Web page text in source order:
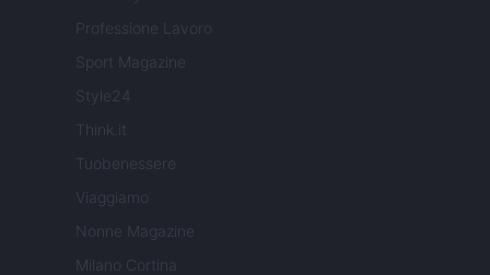
Professione Lavoro
Sport Magazine
Style24
Think.it
Tuobenessere
Viaggiamo
Nonne Magazine
Milano Cortina